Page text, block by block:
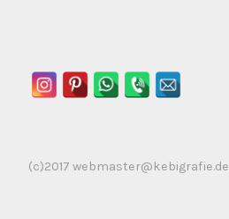
(c)2017 webmaster@kebigrafie.de